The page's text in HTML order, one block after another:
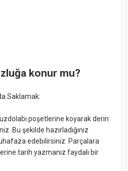
konur mu?
Saklamak:
poşetlerine koyarak derin
Bu şekilde hazırladığınız
edebilirsiniz. Parçalara
tarih yazmanız faydalı bir